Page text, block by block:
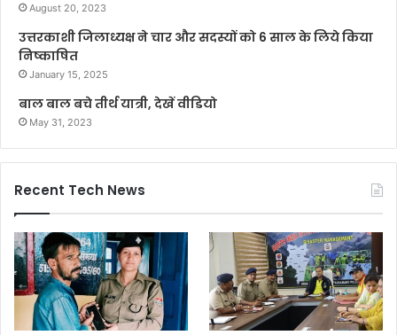
August 20, 2023
उत्तरकाशी जिलाध्यक्ष ने चार और सदस्यों को 6 साल के लिये किया
निष्काषित
January 15, 2025
बाल बाल बचे तीर्थ यात्री, देखें वीडियो
May 31, 2023
Recent Tech News